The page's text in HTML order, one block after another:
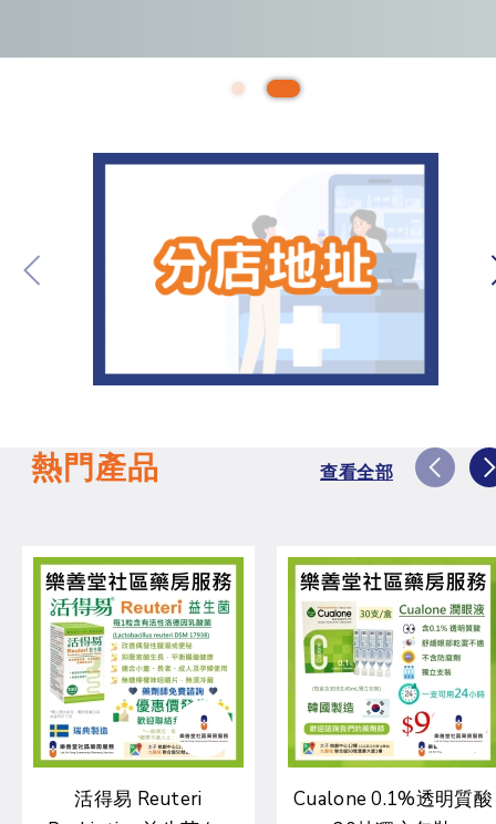
熱門產品 查看全部
活得易 Reuteri
Cualone 0.1%透明質酸